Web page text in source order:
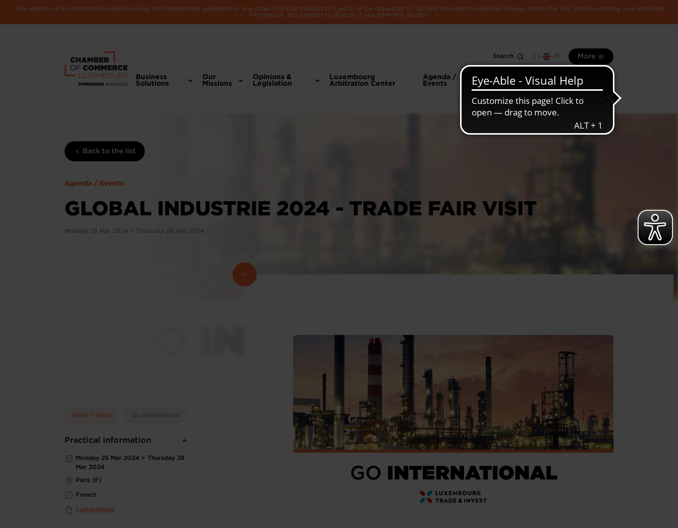
This website is for information purposes only. No membership payments or any other financial transactions will ever be requested to be paid through this website. Always check the URL before entering your personal
information, and contact us directly if you have any doubts.
Search More
Business
Solutions
Our
Missions
Opinions &
Legislation
Luxembourg
Arbitration Center
Agenda /
Events
information
Luxembourg
economy
Back to the list
Agenda / Events
GLOBAL INDUSTRIE 2024 - TRADE FAIR VISIT
Monday 25 Mar 2024 > Thursday 28 Mar 2024
Foire / salon Go International
Practical information
Monday 25 Mar 2024 > Thursday 28
Mar 2024
Paris (F)
French
1 attachment